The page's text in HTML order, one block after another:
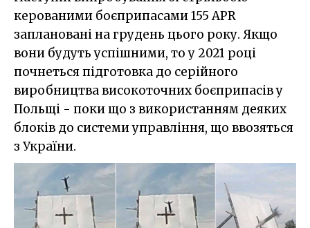
керованими боєприпасами 155 APR
заплановані на грудень цього року. Якщо
вони будуть успішними, то у 2021 році
почнеться підготовка до серійного
виробництва високоточних боєприпасів у
Польщі - поки що з використанням деяких
блоків до системи управління, що ввозяться
з України.